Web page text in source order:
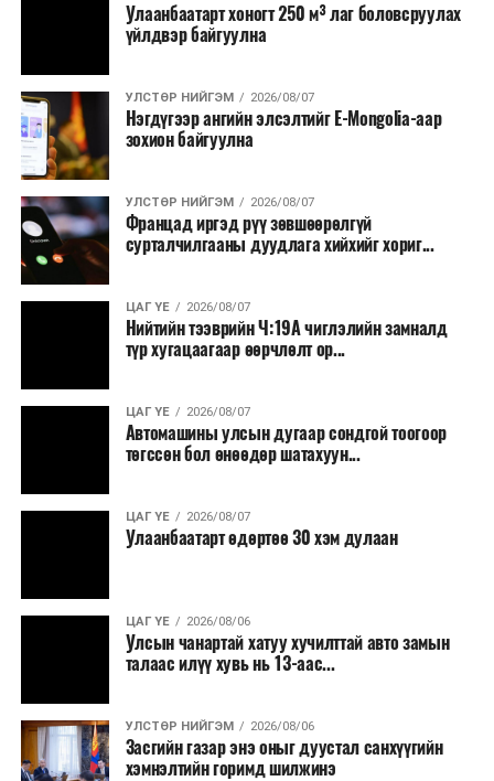
Улаанбаатарт хоногт 250 м³ лаг боловсруулах
үйлдвэр байгуулна
УЛСТӨР НИЙГЭМ 2026/08/07
Нэгдүгээр ангийн элсэлтийг E-Mongolia-аар
зохион байгуулна
УЛСТӨР НИЙГЭМ 2026/08/07
Францад иргэд рүү зөвшөөрөлгүй
сурталчилгааны дуудлага хийхийг хориг...
ЦАГ ҮЕ 2026/08/07
Нийтийн тээврийн Ч:19А чиглэлийн замналд
түр хугацаагаар өөрчлөлт ор...
ЦАГ ҮЕ 2026/08/07
Автомашины улсын дугаар сондгой тоогоор
төгссөн бол өнөөдөр шатахуун...
ЦАГ ҮЕ 2026/08/07
Улаанбаатарт өдөртөө 30 хэм дулаан
ЦАГ ҮЕ 2026/08/06
Улсын чанартай хатуу хучилттай авто замын
талаас илүү хувь нь 13-аас...
УЛСТӨР НИЙГЭМ 2026/08/06
Засгийн газар энэ оныг дуустал санхүүгийн
хэмнэлтийн горимд шилжинэ